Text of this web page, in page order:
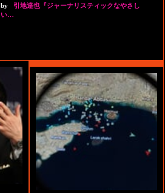
by
引地達也『ジャーナリスティックなやさし
い…